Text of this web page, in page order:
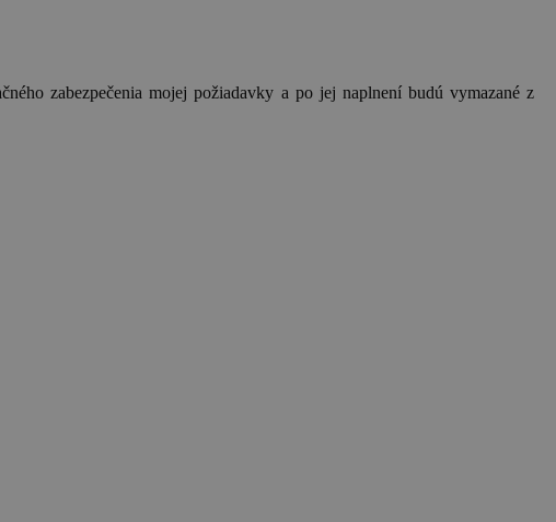
zabezpečenia mojej požiadavky a po jej naplnení budú vymazané z